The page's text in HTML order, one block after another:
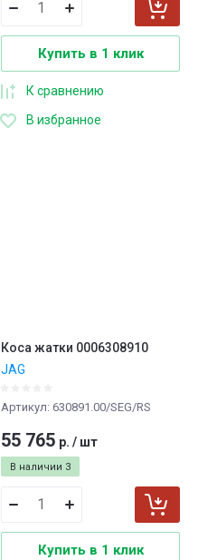
Купить в 1 клик
К сравнению
В избранное
Коса жатки 0006308910
JAG
Артикул: 630891.00/SEG/RS
В наличии 3
55 765 р. / шт
Купить в 1 клик